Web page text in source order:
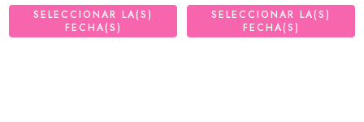
SELECCIONAR LA(S)
FECHA(S)
SELECCIONAR LA(S)
FECHA(S)